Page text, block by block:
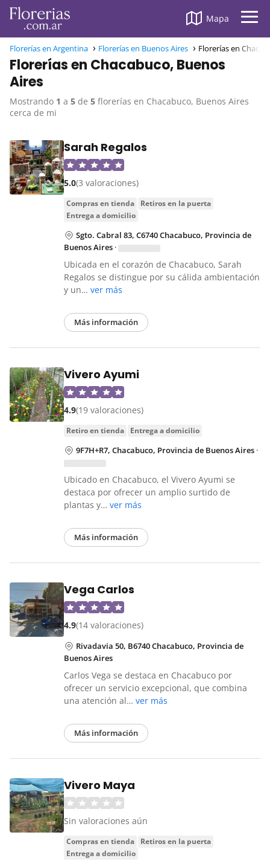
Mapa
Florerías en Argentina Florerías en Buenos Aires Florerías en
Florerías en Chacabuco, Buenos
Aires
Mostrando 1 a 5 de 5 florerías en Chacabuco, Buenos Aires
cerca de mi
Sarah Regalos
5.0(3 valoraciones)
compras en tienda
retiros en la puerta
entrega a domicilio
Sgto. Cabral 83, C6740 Chacabuco, Provincia de
Buenos Aires ·
Ubicada en el corazón de Chacabuco, Sarah
Regalos se distingue por su cálida ambientación
y un… ver más
Más información
Vivero Ayumi
4.9(19 valoraciones)
retiro en tienda entrega a domicilio
9F7H+R7, Chacabuco, Provincia de Buenos Aires ·
Ubicado en Chacabuco, el Vivero Ayumi se
destaca por ofrecer un amplio surtido de
plantas y… ver más
Más información
Vega Carlos
4.9(14 valoraciones)
Rivadavia 50, B6740 Chacabuco, Provincia de
Buenos Aires
Carlos Vega se destaca en Chacabuco por
ofrecer un servicio excepcional, que combina
una atención al… ver más
Más información
Vivero Maya
Sin valoraciones aún
compras en tienda
retiros en la puerta
entrega a domicilio